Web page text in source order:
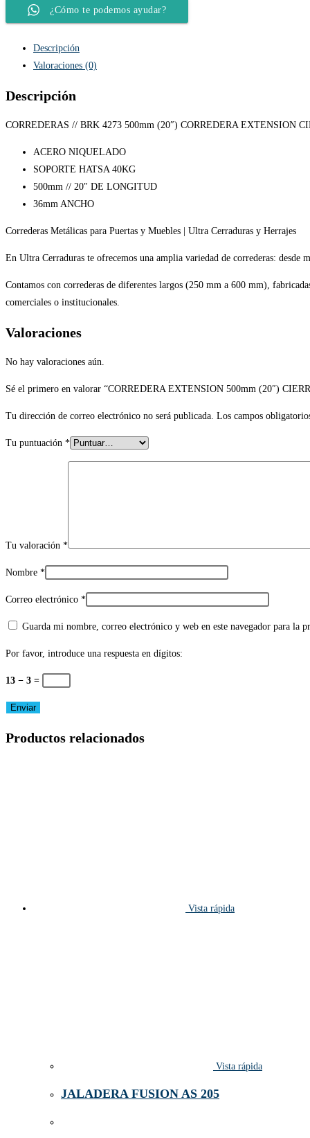
¿Cómo te podemos ayudar?
Descripción
Valoraciones (0)
Descripción
CORREDERAS // BRK 4273 500mm (20″) CORREDERA EXTENSION
ACERO NIQUELADO
SOPORTE HATSA 40KG
500mm // 20″ DE LONGITUD
36mm ANCHO
Correderas Metálicas para Puertas y Muebles | Ultra Cerraduras y Herrajes
En Ultra Cerraduras te ofrecemos una amplia variedad de correderas: desde
Contamos con correderas de diferentes largos (250 mm a 600 mm),
comerciales o institucionales.
Valoraciones
No hay valoraciones aún.
Sé el primero en valorar “CORREDERA EXTENSION 500mm (20″)
Tu dirección de correo electrónico no será publicada. Los campos
Tu puntuación *
Tu valoración *
Nombre *
Correo electrónico *
Guarda mi nombre, correo electrónico y web en este navegador para la
Por favor, introduce una respuesta en dígitos:
13 − 3 =
Productos relacionados
Vista rápida
Vista rápida
JALADERA FUSION AS 205